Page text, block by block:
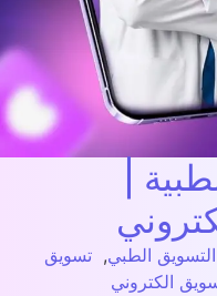
|
الطبي, تسويق
الكتروني